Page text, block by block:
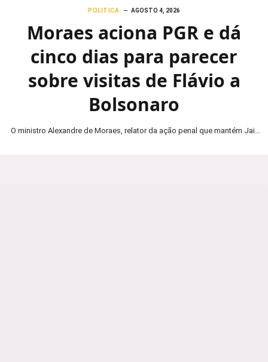
POLITICA AGOSTO 4, 2026
Moraes aciona PGR e dá
cinco dias para parecer
sobre visitas de Flávio a
Bolsonaro
O ministro Alexandre de Moraes, relator da ação penal que mantém Jair